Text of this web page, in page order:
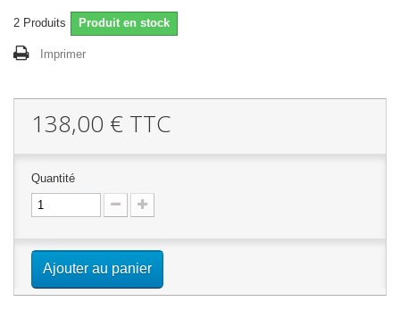
2 Produits Produit en stock
Imprimer
138,00 € TTC
Quantité
Ajouter au panier